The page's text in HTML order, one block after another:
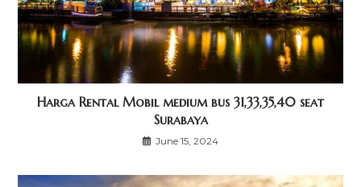
Harga Rental Mobil medium bus 31,33,35,40 seat
Surabaya
June 15, 2024